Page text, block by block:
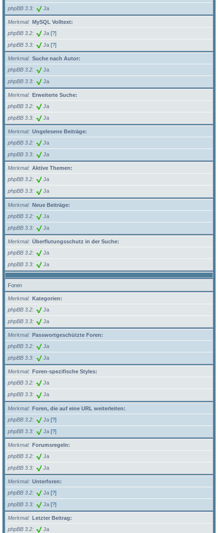
phpBB 3.3 Ja
Merkmal
MySQL Volltext:
phpBB 3.2
Ja [?]
phpBB 3.3 Ja [?]
Merkmal
Suche nach Autor:
phpBB 3.2
Ja
phpBB 3.3 Ja
Merkmal
Erweiterte Suche:
phpBB 3.2
Ja
phpBB 3.3 Ja
Merkmal
Ungelesene Beiträge:
phpBB 3.2
Ja
phpBB 3.3 Ja
Merkmal
Aktive Themen:
phpBB 3.2
Ja
phpBB 3.3 Ja
Merkmal
Neue Beiträge:
phpBB 3.2
Ja
phpBB 3.3 Ja
Merkmal
Überflutungsschutz in der Suche:
phpBB 3.2
Ja
phpBB 3.3 Ja
Foren
Merkmal
Kategorien:
phpBB 3.2
Ja
phpBB 3.3 Ja
Merkmal
Passwortgeschützte Foren:
phpBB 3.2
Ja
phpBB 3.3 Ja
Merkmal
Foren-spezifische Styles:
phpBB 3.2
Ja
phpBB 3.3 Ja
Merkmal
Foren, die auf eine URL weiterleiten:
phpBB 3.2
Ja [?]
phpBB 3.3 Ja [?]
Merkmal
Forumsregeln:
phpBB 3.2
Ja
phpBB 3.3 Ja
Merkmal
Unterforen:
phpBB 3.2
Ja [?]
phpBB 3.3 Ja [?]
Merkmal
Letzter Beitrag:
phpBB 3.2
Ja